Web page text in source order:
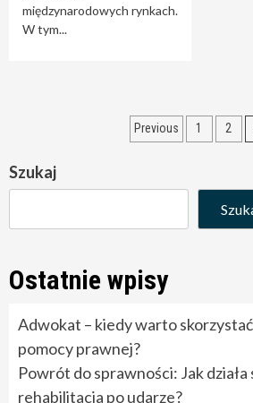
międzynarodowych rynkach.
W tym...
Previous 1 2
Szukaj
Ostatnie wpisy
Adwokat – kiedy warto
pomocy prawnej?
Powrót do sprawności: Jak
rehabilitacja po udarze?